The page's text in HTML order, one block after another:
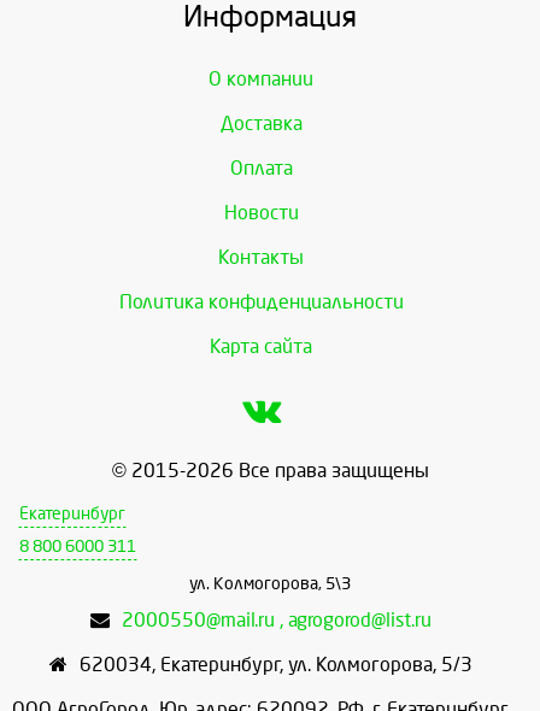
Информация
О компании
Доставка
Оплата
Новости
Контакты
Политика конфиденциальности
Карта сайта
© 2015-2026 Все права защищены
Екатеринбург
8 800 6000 311
ул. Колмогорова, 5\3
2000550@mail.ru , agrogorod@list.ru
620034, Екатеринбург, ул. Колмогорова, 5/3